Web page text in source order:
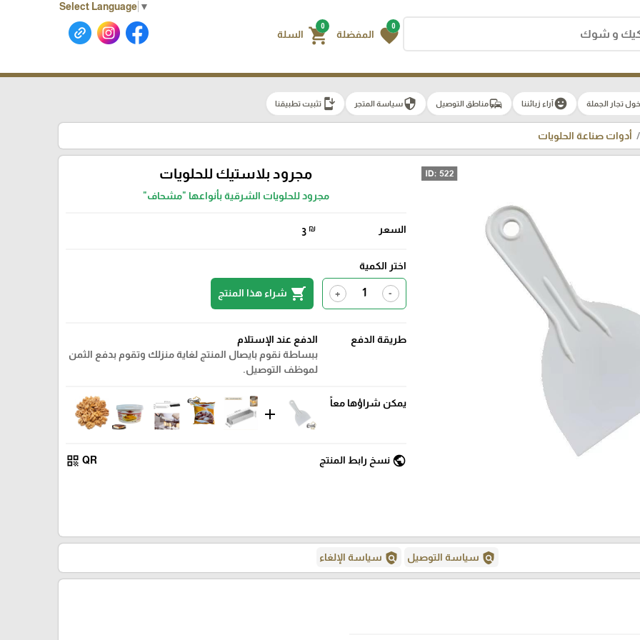
Select Language ▼
0
favorite المفضلة
0
shopping_cart السلة
تجار الجملة emoji_emotionsآراء زبائننا commuteمناطق التوصيل securityسياسة المتجر install_mobileتثبيت تطبيقنا
أدوات صناعة الحلويات
مجرود بلاستيك للحلويات
مجرود للحلويات الشرقية بأنواعها "مشحاف"
السعر 3 ₪
اختر الكمية
-
+
shopping_cart شراء هذا المنتج
طريقة الدفع
الدفع عند الإستلام
ببساطة نقوم بايصال المنتج لغاية منزلك وتقوم بدفع الثمن
لموظف التوصيل.
يمكن شراؤها معاً
add
public نسخ رابط المنتج QR
qr_code
policy سياسة التوصيل policy سياسة الإلغاء